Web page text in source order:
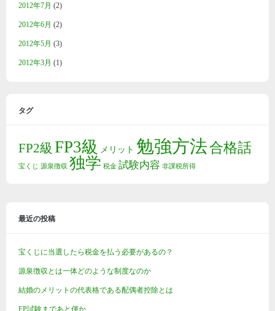
2012年7月 (2)
2012年6月 (2)
2012年5月 (3)
2012年3月 (1)
タグ
FP2級 FP3級 メリット 勉強方法合格話
宝くじ 源泉徴収 独学 税金 試験内容 非課税所得
最近の投稿
宝くじに当選したら税金を払う必要があるの？
源泉徴収とは一体どのような制度なのか
結婚のメリットの代表格である配偶者控除とは
FP試験まであと僅か